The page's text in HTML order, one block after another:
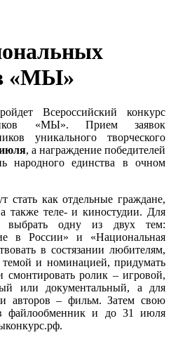
«МЫ»
Всероссийский конкурс
«МЫ». Прием заявок
уникального творческого
, а награждение победителей
народного единства в очном
стать как отдельные граждане,
также теле- и киностудии. Для
одну из двух тем:
в России» и «Национальная
в состязании любителям,
темой и номинацией, придумать
смонтировать ролик – игровой,
или документальный, а для
авторов – фильм. Затем свою
в файлообменник и до 31 июля